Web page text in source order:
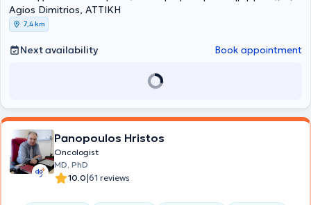
Agios Dimitrios, ΑΤΤΙΚΗ
7,4 km
Next availability Book appointment
Panopoulos Hristos
Oncologist
MD, PhD
10.0|61 reviews